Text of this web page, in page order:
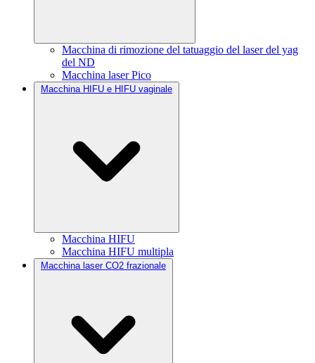
Macchina di rimozione del tatuaggio del laser del yag
del ND
Macchina laser Pico
Macchina HIFU e HIFU vaginale
Macchina HIFU
Macchina HIFU multipla
Macchina laser CO2 frazionale